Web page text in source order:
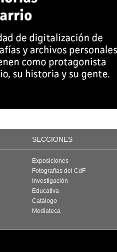
SECCIONES
Exposiciones
Fotografías del CdF
Investigación
Educativa
Catálogo
Mediateca